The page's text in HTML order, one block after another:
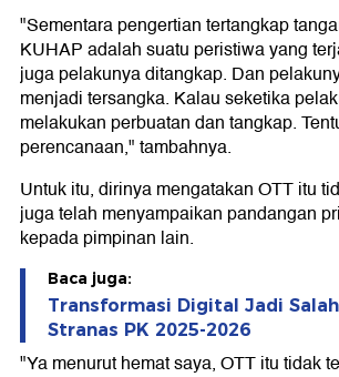
"Sementara pengertian tertangkap
KUHAP adalah suatu peristiwa yang
juga pelakunya ditangkap. Dan
menjadi tersangka. Kalau seketika
melakukan perbuatan dan tangkap.
perencanaan," tambahnya.
Untuk itu, dirinya mengatakan OTT itu
juga telah menyampaikan pandangan
kepada pimpinan lain.
Baca juga:
Transformasi Digital Jadi
Stranas PK 2025-2026
"Ya menurut hemat saya, OTT itu tidak